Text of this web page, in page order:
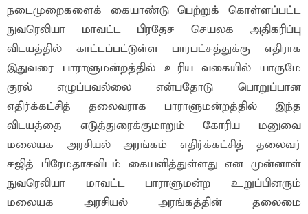
நடைமுறைகளைக் கையாண்டு பெற்றுக் கொள்ளப்பட்ட
நுவரெலியா மாவட்ட பிரதேச செயலக அதிகரிப்பு
விடயத்தில் காட்டப்பட்டுள்ள பாரபட்சத்துக்கு எதிராக
இதுவரை பாராளுமன்றத்தில் உரிய வகையில் யாருமே
குரல் எழுப்பவல்லை என்பதோடு பொறுப்பான
எதிர்க்கட்சித் தலைவராக பாராளுமன்றத்தில் இந்த
விடயத்தை எடுத்துரைக்குமாறும் கோரிய மனுவை
மலையக அரசியல் அரங்கம் எதிர்க்கட்சித் தலைவர்
சஜித் பிரேமதாசவிடம் கையளித்துள்ளது என முன்னாள்
நுவரெலியா மாவட்ட பாராளுமன்ற உறுப்பினரும்
மலையக அரசியல் அரங்கத்தின் தலைமை